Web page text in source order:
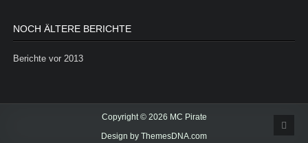
NOCH ÄLTERE BERICHTE
Berichte vor 2013
Copyright © 2026 MC Pirate
Design by ThemesDNA.com